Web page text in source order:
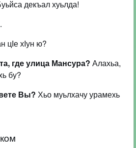
декъал хуьлда!
цІе хІун ю?
где улица Мансура? Алахьа,
бу?
Вы? Хьо муьлхачу урамехь